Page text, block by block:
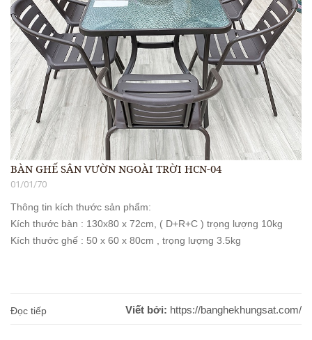
BÀN GHẾ SÂN VƯỜN NGOÀI TRỜI HCN-04
01/01/70
Thông tin kích thước sản phẩm:
Kích thước bàn : 130x80 x 72cm, ( D+R+C ) trọng lượng 10kg
Kích thước ghế : 50 x 60 x 80cm , trọng lượng 3.5kg
Đọc tiếp Viết bởi: https://banghekhungsat.com/